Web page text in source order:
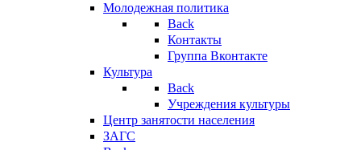
Молодежная политика
Back
Контакты
Группа Вконтакте
Культура
Back
Учреждения культуры
Центр занятости населения
ЗАГС